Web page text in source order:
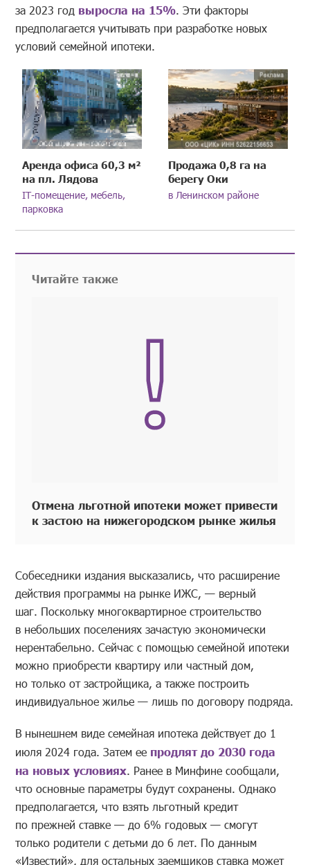
за 2023 год выросла на 15%. Эти факторы
предполагается учитывать при разработке новых
условий семейной ипотеки.
Аренда офиса 60,3 м²
на пл. Лядова
IT-помещение, мебель,
парковка
Продажа 0,8 га на
берегу Оки
в Ленинском районе
Читайте также
Отмена льготной ипотеки может привести
к застою на нижегородском рынке жилья
Собеседники издания высказались, что расширение
действия программы на рынке ИЖС, — верный
шаг. Поскольку многоквартирное строительство
в небольших поселениях зачастую экономически
нерентабельно. Сейчас с помощью семейной ипотеки
можно приобрести квартиру или частный дом,
но только от застройщика, а также построить
индивидуальное жилье — лишь по договору подряда.
В нынешнем виде семейная ипотека действует до 1
июля 2024 года. Затем ее продлят до 2030 года
на новых условиях. Ранее в Минфине сообщали,
что основные параметры будут сохранены. Однако
предполагается, что взять льготный кредит
по прежней ставке — до 6% годовых — смогут
только родители с детьми до 6 лет. По данным
«Известий», для остальных заемщиков ставка может